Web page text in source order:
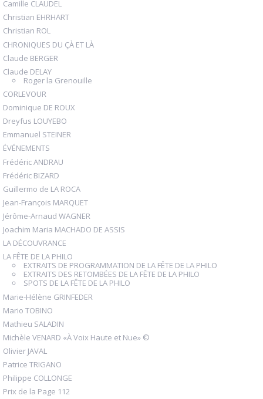
Camille CLAUDEL
Christian EHRHART
Christian ROL
CHRONIQUES DU ÇÀ ET LÀ
Claude BERGER
Claude DELAY
Roger la Grenouille
CORLEVOUR
Dominique DE ROUX
Dreyfus LOUYEBO
Emmanuel STEINER
ÉVÉNEMENTS
Frédéric ANDRAU
Frédéric BIZARD
Guillermo de LA ROCA
Jean-François MARQUET
Jérôme-Arnaud WAGNER
Joachim Maria MACHADO DE ASSIS
LA DÉCOUVRANCE
LA FÊTE DE LA PHILO
EXTRAITS DE PROGRAMMATION DE LA FÊTE DE LA PHILO
EXTRAITS DES RETOMBÉES DE LA FÊTE DE LA PHILO
SPOTS DE LA FÊTE DE LA PHILO
Marie-Hélène GRINFEDER
Mario TOBINO
Mathieu SALADIN
Michèle VENARD «À Voix Haute et Nue» ©
Olivier JAVAL
Patrice TRIGANO
Philippe COLLONGE
Prix de la Page 112